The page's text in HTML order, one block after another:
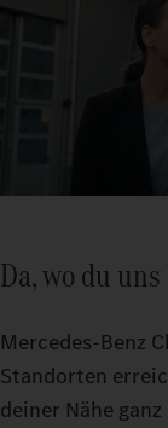
Da, wo du
Mercedes‑Benz
Standorten
deiner Nähe